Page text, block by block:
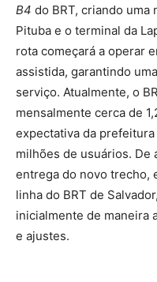
B4 do BRT, criando uma
Pituba e o terminal da
rota começará a operar
assistida, garantindo
serviço. Atualmente, o
mensalmente cerca de
expectativa da
milhões de usuários. De
entrega do novo trecho,
linha do BRT de
inicialmente de maneira
e ajustes.